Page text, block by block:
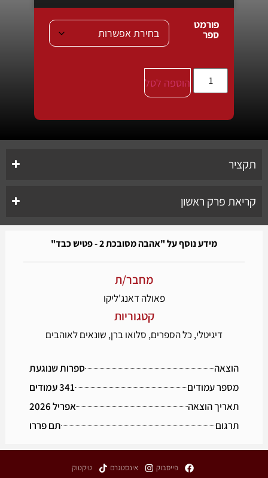
פורמט
ספר
הוספה לסל
תקציר
קריאת פרק ראשון
מידע נוסף על "אהבה מסובכת 2 - פטיש כבד"
מחבר/ת
פאולה דאנג'ליקו
קטגוריות
דיגיטלי, כל הספרים, סלואו ברן, שונאים לאוהבים
הוצאה
ספרות שנוגעת
מספר עמודים
341 עמודים
תאריך הוצאה
אפריל 2026
תרגום
תם פררו
פייסבוק אינסטגרם טיקטוק